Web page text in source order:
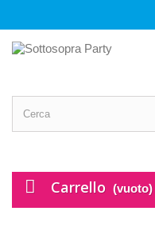
Carrello (vuoto)